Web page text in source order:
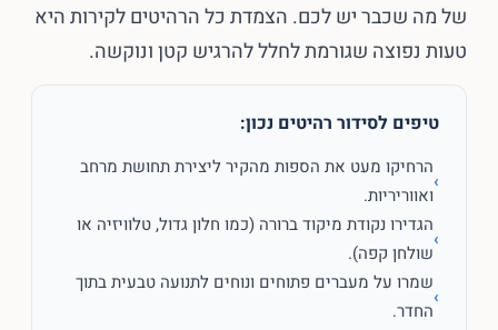
של מה שכבר יש לכם. הצמדת כל הרהיטים לקירות היא
טעות נפוצה שגורמת לחלל להרגיש קטן ונוקשה.
טיפים לסידור רהיטים נכון:
›
הרחיקו מעט את הספות מהקיר ליצירת תחושת מרחב
ואווריריות.
›
הגדירו נקודת מיקוד ברורה (כמו חלון גדול, טלוויזיה או
שולחן קפה).
›
שמרו על מעברים פתוחים ונוחים לתנועה טבעית בתוך
החדר.